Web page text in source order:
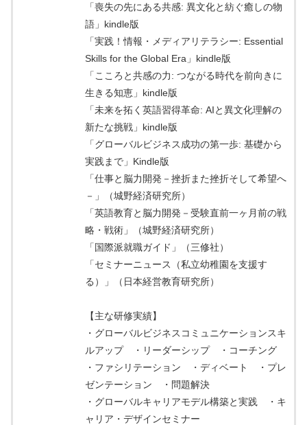
「喪失の先にある共感: 異文化と紡ぐ癒しの物
語」kindle版
「実践！情報・メディアリテラシー: Essential
Skills for the Global Era」kindle版
「こころと共感の力: つながる時代を前向きに
生きる知恵」kindle版
「未来を拓く英語習得革命: AIと異文化理解の
新たな挑戦」kindle版
「グローバルビジネス成功の第一歩: 基礎から
実践まで」Kindle版
「仕事と脳力開発－挫折また挫折そして希望へ
－」（城野経済研究所）
「英語教育と脳力開発－受験直前一ヶ月前の戦
略・戦術」（城野経済研究所）
「国際派就職ガイド」（三修社）
「セミナーニュース（私立幼稚園を支援す
る）」（日本経営教育研究所）
【主な研修実績】
・グローバルビジネスコミュニケーションスキ
ルアップ ・リーダーシップ ・コーチング
・ファシリテーション ・ディベート ・プレ
ゼンテーション ・問題解決
・グローバルキャリアモデル構築と実践 ・キ
ャリア・デザインセミナー